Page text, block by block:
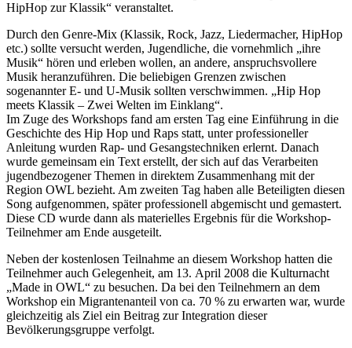
HipHop zur Klassik“ veranstaltet.
Durch den Genre-Mix (Klassik, Rock, Jazz, Liedermacher, HipHop
etc.) sollte versucht werden, Jugendliche, die vornehmlich „ihre
Musik“ hören und erleben wollen, an andere, anspruchsvollere
Musik heranzuführen. Die beliebigen Grenzen zwischen
sogenannter E- und U-Musik sollten verschwimmen. „Hip Hop
meets Klassik – Zwei Welten im Einklang“.
Im Zuge des Workshops fand am ersten Tag eine Einführung in die
Geschichte des Hip Hop und Raps statt, unter professioneller
Anleitung wurden Rap- und Gesangstechniken erlernt. Danach
wurde gemeinsam ein Text er­stellt, der sich auf das Verarbeiten
jugendbezogener Themen in direktem Zusammenhang mit der
Region OWL bezieht. Am zweiten Tag haben alle Beteiligten diesen
Song aufgenommen, später professionell abgemischt und gemastert.
Diese CD wurde dann als materielles Ergebnis für die Workshop-
Teilnehmer am Ende ausgeteilt.
Neben der kostenlosen Teilnahme an diesem Workshop hatten die
Teilnehmer auch Gelegenheit, am 13. April 2008 die Kulturnacht
„Made in OWL“ zu besuchen. Da bei den Teilnehmern an dem
Workshop ein Migrantenanteil von ca. 70 % zu erwarten war, wurde
gleichzeitig als Ziel ein Beitrag zur Integration dieser
Bevölkerungsgruppe verfolgt.